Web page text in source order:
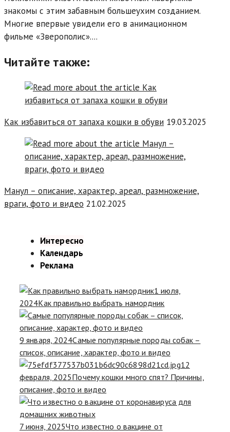
знакомы с этим забавным большеухим созданием.
Многие впервые увидели его в анимационном
фильме «Зверополис»....
Читайте также:
Как избавиться от запаха кошки в обуви 19.03.2025
Манул – описание, характер, ареал, размножение,
враги, фото и видео 21.02.2025
Интересно
Календарь
Реклама
1 июля,
2024Как правильно выбрать намордник
9 января, 2024Самые популярные породы собак –
список, описание, характер, фото и видео
12
февраля, 2025Почему кошки много спят? Причины,
описание, фото и видео
7 июня, 2025Что известно о вакцине от